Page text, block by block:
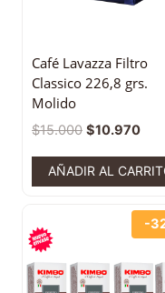
Café Lavazza Filtro
Classico 226,8 grs.
Molido
$15.000 $10.970
AÑADIR AL
-